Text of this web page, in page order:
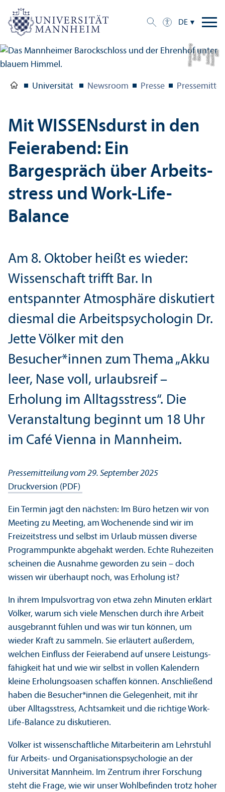
DE
Bil
d:
S
t
a
a
tli
c
h
e
S
c
hl
ö
s
s
e
r
u
n
d
G
ä
r
t
e
n
B
a
d
e
n-
W
ü
r
t
t
e
m
b
e
r
g
Universität Newsroom Presse
Mit WISSENsdurst in den
Feierabend: Ein
Bargespräch über Arbeits­
stress und Work-Life-
Balance
Am 8. Oktober heißt es wieder:
Wissenschaft trifft Bar. In
entspannter Atmosphäre diskutiert
diesmal die Arbeits­psychologin Dr.
Jette Völker mit den
Besucher*innen zum Thema „Akku
leer, Nase voll, urlaubsreif –
Erholung im Alltagsstress“. Die
Veranstaltung beginnt um 18 Uhr
im Café Vienna in Mannheim.
Pressemitteilung vom 29. September 2025
Druckversion (PDF)
Ein Termin jagt den nächsten: Im Büro hetzen wir von
Meeting zu Meeting, am Wochenende sind wir im
Freizeitstress und selbst im Urlaub müssen diverse
Programmpunkte abgehakt werden. Echte Ruhezeiten
scheinen die Ausnahme geworden zu sein – doch
wissen wir überhaupt noch, was Erholung ist?
In ihrem Impulsvortrag von etwa zehn Minuten erklärt
Völker, warum sich viele Menschen durch ihre Arbeit
ausgebrannt fühlen und was wir tun können, um
wieder Kraft zu sammeln. Sie erläutert außerdem,
welchen Einfluss der Feierabend auf unsere Leistungs­
fähigkeit hat und wie wir selbst in vollen Kalendern
kleine Erholungs­oasen schaffen können. Anschließend
haben die Besucher*innen die Gelegenheit, mit ihr
über Alltagsstress, Achtsamkeit und die richtige Work-
Life-Balance zu diskutieren.
Völker ist wissenschaft­liche Mitarbeiterin am Lehr­stuhl
für Arbeits- und Organisations­psychologie an der
Universität Mannheim. Im Zentrum ihrer Forschung
steht die Frage, wie wir unser Wohlbefinden trotz hoher